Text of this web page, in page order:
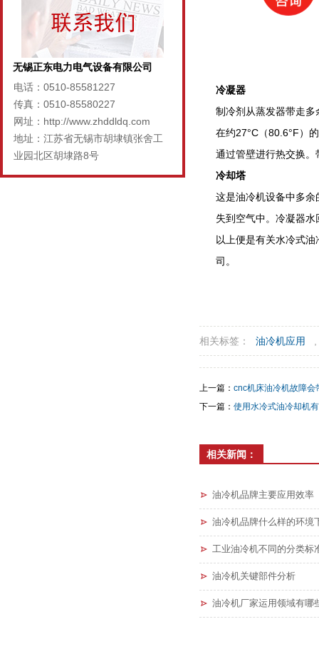
无锡正东电力电气设备有限公司
电话：0510-85581227
传真：0510-85580227
网址：http://www.zhddldq.com
地址：江苏省无锡市胡埭镇张舍工
业园北区胡埭路8号
冷凝器
制冷剂从蒸发器带走
在约27°C（80.6°F）
通过管壁进行热交换
冷却塔
这是油冷机设备中多
失到空气中。冷凝器
以上便是有关水冷式
司。
相关标签： 油冷机应用
上一篇： cnc机床油冷机故障会
下一篇： 使用水冷式油冷却机
相关新闻：
油冷机品牌主要应用效率
油冷机品牌什么样的环境
工业油冷机不同的分类标
油冷机关键部件分析
油冷机厂家运用领域有哪